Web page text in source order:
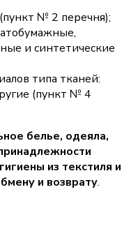
№ 2 перечня);
и синтетические
типа тканей:
(пункт № 4
белье, одеяла,
из текстиля и
и возврату.